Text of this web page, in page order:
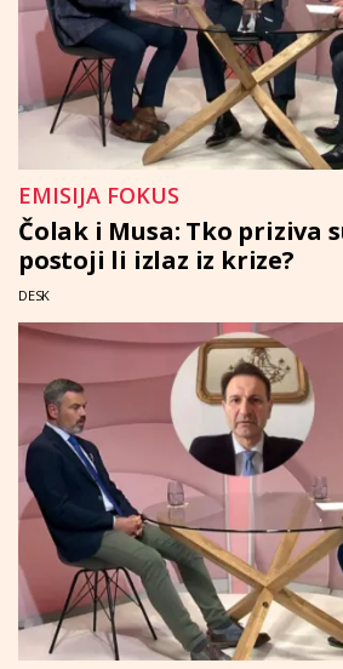
EMISIJA FOKUS
Čolak i Musa: Tko priziva
postoji li izlaz iz krize?
DESK